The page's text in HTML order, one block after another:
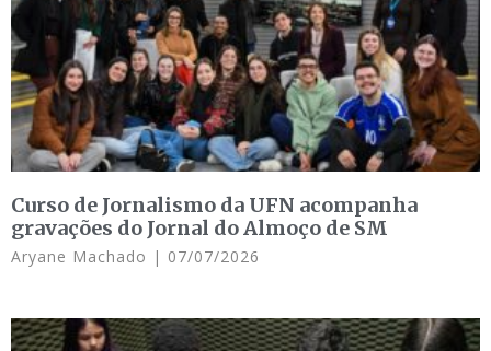
Curso de Jornalismo da UFN acompanha
gravações do Jornal do Almoço de SM
Aryane Machado 07/07/2026